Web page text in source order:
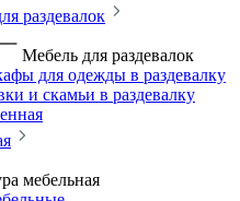
раздевалок
Мебель для раздевалок
для одежды в раздевалку
и скамьи в раздевалку
мебельная